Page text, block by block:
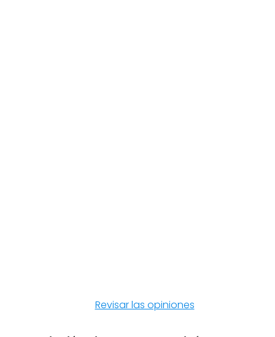
Revisar las opiniones